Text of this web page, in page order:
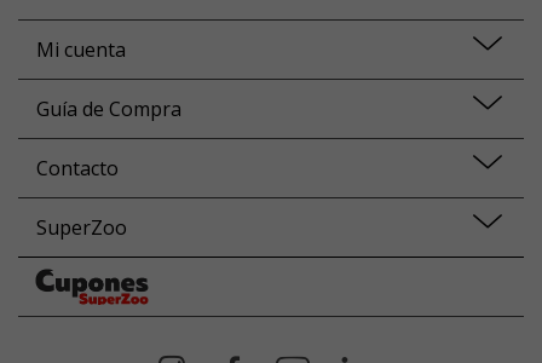
Mi cuenta
Guía de Compra
Contacto
SuperZoo